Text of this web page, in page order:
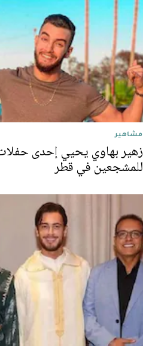
مشاهير
زهير بهاوي يحيي إحدى
للمشجعين في قطر